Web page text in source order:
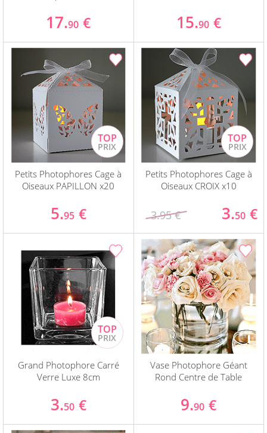
17.90 € 15.90 €
Petits Photophores Cage à
Oiseaux PAPILLON x20
5.95 €
Petits Photophores Cage à
Oiseaux CROIX x10
3.95 € 3.50 €
Grand Photophore Carré
Verre Luxe 8cm
3.50 €
Vase Photophore Géant
Rond Centre de Table
9.90 €